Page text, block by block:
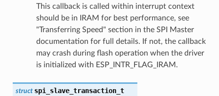
This callback is called within interrupt context
should be in IRAM for best performance, see
"Transferring Speed" section in the SPI Master
documentation for full details. If not, the callback
may crash during flash operation when the driver
is initialized with ESP_INTR_FLAG_IRAM.
struct spi_slave_transaction_t